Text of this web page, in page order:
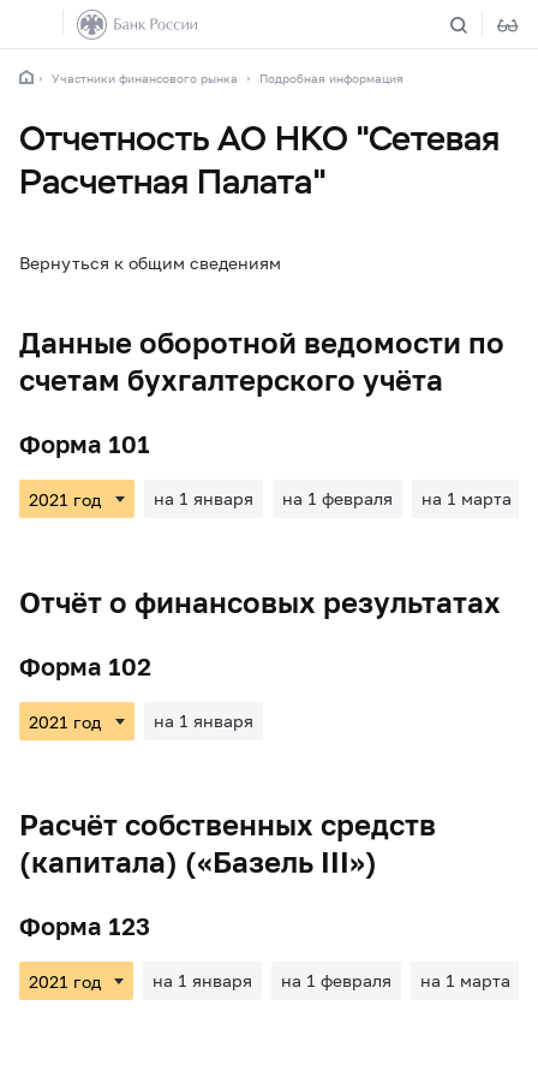
Участники финансового рынка Подробная информация
Отчетность АО НКО "Сетевая
Расчетная Палата"
Вернуться к общим сведениям
Данные оборотной ведомости по
счетам бухгалтерского учёта
Форма 101
на 1 января на 1 февраля на 1 марта
Отчёт о финансовых результатах
Форма 102
на 1 января
Расчёт собственных средств
(капитала) («Базель III»)
Форма 123
на 1 января на 1 февраля на 1 марта